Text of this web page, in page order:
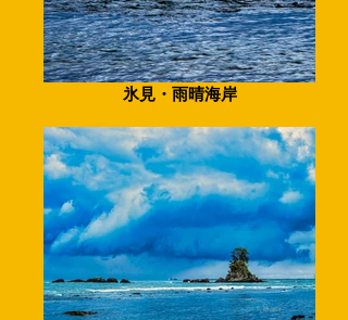
氷見・雨晴海岸